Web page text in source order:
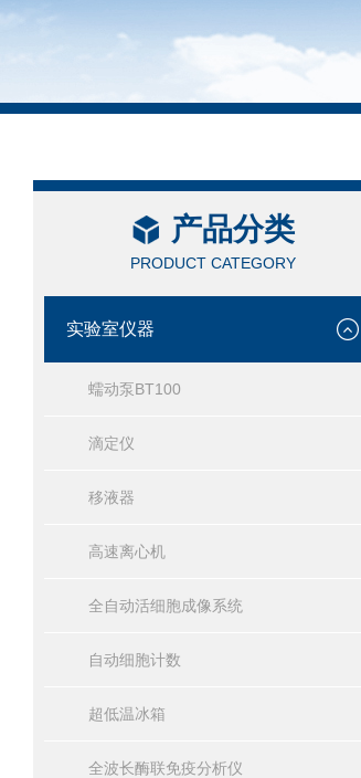
产品分类
PRODUCT CATEGORY
实验室仪器
蠕动泵BT100
滴定仪
移液器
高速离心机
全自动活细胞成像系统
自动细胞计数
超低温冰箱
全波长酶联免疫分析仪